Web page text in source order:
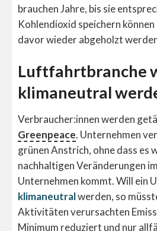
brauchen Jahre, bis sie
Kohlendioxid speichern
davor wieder abgeholzt
Luftfahrtbranche
klimaneutral
Verbraucher:innen werden
Greenpeace. Unternehmen
grünen Anstrich, ohne dass es
nachhaltigen Veränderungen
Unternehmen kommt. Will ein
klimaneutralwerden, so
Aktivitäten verursachten
Minimum reduziert und nur